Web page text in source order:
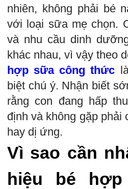
nhiên, không phải bé
với loại sữa mẹ chọn.
và nhu cầu dinh
khác nhau, vì vậy theo
hợp sữa công thức
biệt chú ý. Nhận biết
rằng con đang hấp
định và không gặp phải
hay dị ứng.
Vì sao cần
hiệu bé